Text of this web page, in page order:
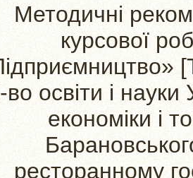
Методичні
курсової
освіти і
економіки і
ресторанному